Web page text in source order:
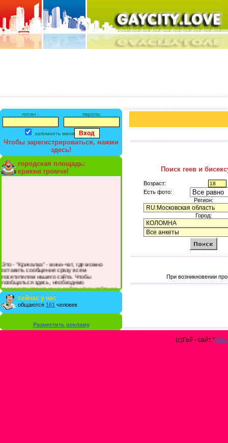
логин : пароль:
запомнить меня
Чтобы зарегистрироваться, нажми
здесь!
городская площадь:
крикни громче!
Это - "Кричалка" - мини-чат, где можно
оставить сообщение сразу всем
посетителям нашего сайта. Чтобы
пообщаться здесь, необходимо
зарегистрироваться на сайте и/или войти со
своими логином и паролем.
сейчас у нас
общаются 161 человек
Разместить рекламу
Поиск геев и
Возраст:
Есть фото:
Регион:
Город:
При возникновении
(с)Гей - сайт "Gay